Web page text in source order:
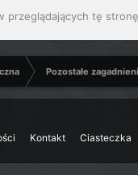
przeglądających tę
Pozostałe
Kontakt Ciasteczka